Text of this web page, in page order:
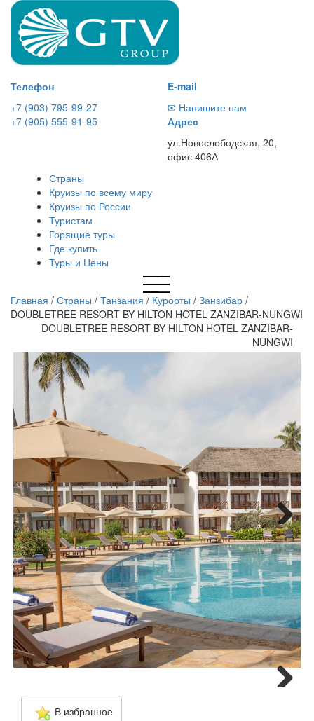
Телефон
+7 (903) 795-99-27
+7 (905) 555-91-95
E-mail
✉ Напишите нам
Адрес
ул.Новослободская, 20,
офис 406А
Страны
Круизы по всему миру
Круизы по России
Туристам
Горящие туры
Где купить
Туры и Цены
Главная / Страны / Танзания / Курорты / Занзибар /
DOUBLETREE RESORT BY HILTON HOTEL ZANZIBAR-NUNGWI
DOUBLETREE RESORT BY HILTON HOTEL ZANZIBAR-
NUNGWI
Next
В избранное